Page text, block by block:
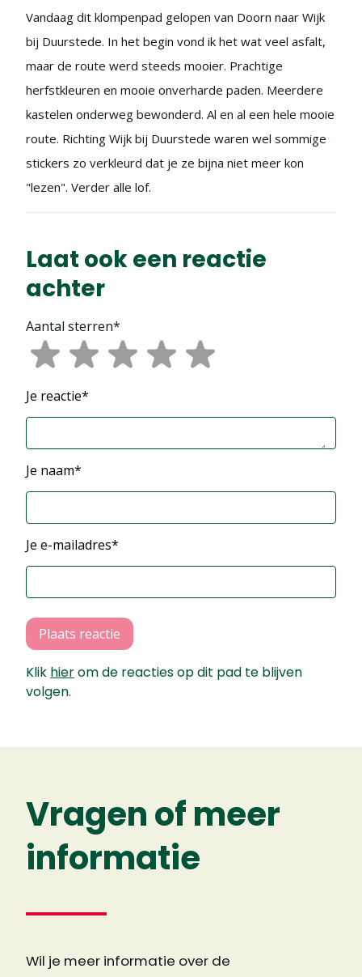
Vandaag dit klompenpad gelopen van Doorn naar Wijk
bij Duurstede. In het begin vond ik het wat veel asfalt,
maar de route werd steeds mooier. Prachtige
herfstkleuren en mooie onverharde paden. Meerdere
kastelen onderweg bewonderd. Al en al een hele mooie
route. Richting Wijk bij Duurstede waren wel sommige
stickers zo verkleurd dat je ze bijna niet meer kon
"lezen". Verder alle lof.
Laat ook een reactie
achter
Aantal sterren*
Je reactie*
Je naam*
Je e-mailadres*
Plaats reactie
Klik hierom de reacties op dit pad te blijven
volgen.
Vragen of meer
informatie
Wil je meer informatie over de